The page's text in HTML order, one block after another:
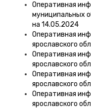
Оперативная
муниципальных
на 14.05.2024
Оперативная
ярославского
Оперативная
ярославского
Оперативная
ярославского
Оперативная
ярославского